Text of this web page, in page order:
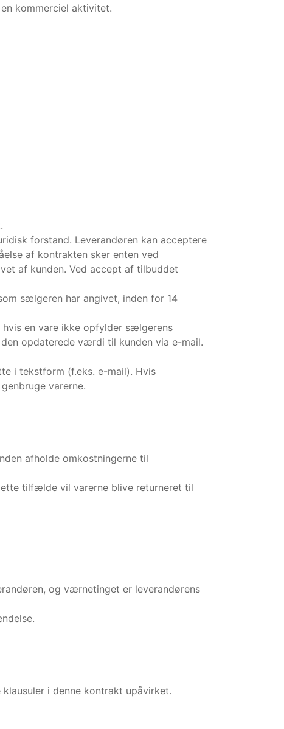
kommerciel aktivitet.
forstand. Leverandøren kan acceptere
af kontrakten sker enten ved
af kunden. Ved accept af tilbuddet
sælgeren har angivet, inden for 14
en vare ikke opfylder sælgerens
opdaterede værdi til kunden via e-mail.
i tekstform (f.eks. e-mail). Hvis
varerne.
afholde omkostningerne til
tilfælde vil varerne blive returneret til
og værnetinget er leverandørens
i denne kontrakt upåvirket.